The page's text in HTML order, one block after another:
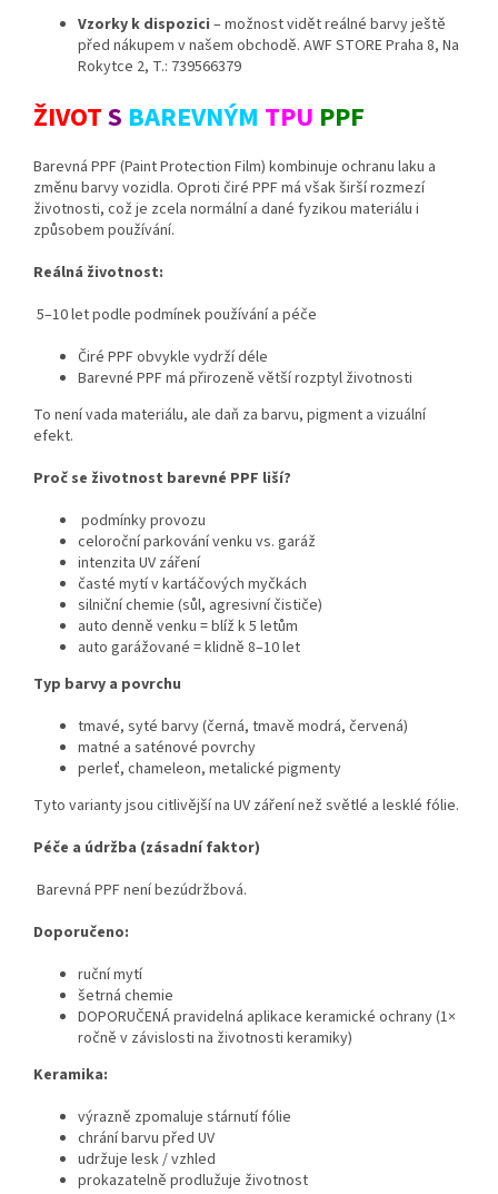
Vzorky k dispozici – možnost vidět reálné barvy ještě
před nákupem v našem obchodě. AWF STORE Praha 8, Na
Rokytce 2, T.: 739566379
ŽIVOTS BAREVNÝM TPU PPF
Barevná PPF (Paint Protection Film) kombinuje ochranu laku a
změnu barvy vozidla. Oproti čiré PPF má však širší rozmezí
životnosti, což je zcela normální a dané fyzikou materiálu i
způsobem používání.
Reálná životnost:
5–10 let podle podmínek používání a péče
Čiré PPF obvykle vydrží déle
Barevné PPF má přirozeně větší rozptyl životnosti
To není vada materiálu, ale daň za barvu, pigment a vizuální
efekt.
Proč se životnost barevné PPF liší?
podmínky provozu
celoroční parkování venku vs. garáž
intenzita UV záření
časté mytí v kartáčových myčkách
silniční chemie (sůl, agresivní čističe)
auto denně venku = blíž k 5 letům
auto garážované = klidně 8–10 let
Typ barvy a povrchu
tmavé, syté barvy (černá, tmavě modrá, červená)
matné a saténové povrchy
perleť, chameleon, metalické pigmenty
Tyto varianty jsou citlivější na UV záření než světlé a lesklé fólie.
Péče a údržba (zásadní faktor)
Barevná PPF není bezúdržbová.
Doporučeno:
ruční mytí
šetrná chemie
DOPORUČENÁ pravidelná aplikace keramické ochrany (1×
ročně v závislosti na životnosti keramiky)
Keramika:
výrazně zpomaluje stárnutí fólie
chrání barvu před UV
udržuje lesk / vzhled
prokazatelně prodlužuje životnost